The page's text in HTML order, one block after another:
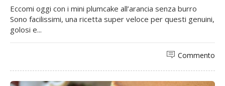
Eccomi oggi con i mini plumcake all’arancia senza burro
Sono facilissimi, una ricetta super veloce per questi genuini,
golosi e...
Commento